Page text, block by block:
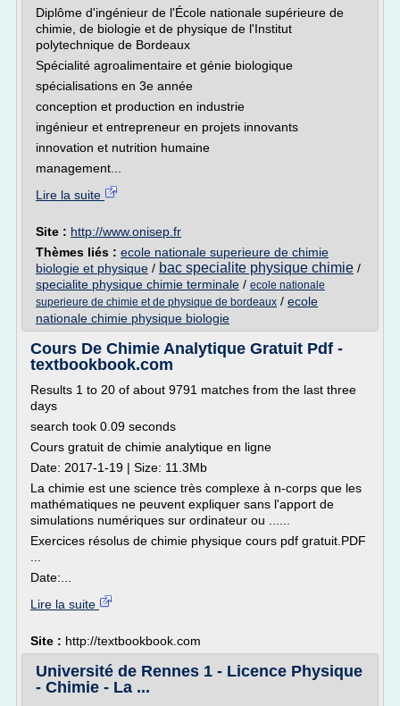
Diplôme d'ingénieur de l'École nationale supérieure de
chimie, de biologie et de physique de l'Institut
polytechnique de Bordeaux
Spécialité agroalimentaire et génie biologique
spécialisations en 3e année
conception et production en industrie
ingénieur et entrepreneur en projets innovants
innovation et nutrition humaine
management...
Lire la suite
Site : http://www.onisep.fr
Thèmes liés : ecole nationale superieure de chimie
biologie et physique / bac specialite physique chimie /
specialite physique chimie terminale / ecole nationale
superieure de chimie et de physique de bordeaux / ecole
nationale chimie physique biologie
Cours De Chimie Analytique Gratuit Pdf -
textbookbook.com
Results 1 to 20 of about 9791 matches from the last three
days
search took 0.09 seconds
Cours gratuit de chimie analytique en ligne
Date: 2017-1-19 | Size: 11.3Mb
La chimie est une science très complexe à n-corps que les
mathématiques ne peuvent expliquer sans l'apport de
simulations numériques sur ordinateur ou ......
Exercices résolus de chimie physique cours pdf gratuit.PDF
Date:...
Lire la suite
Site : http://textbookbook.com
Université de Rennes 1 - Licence Physique
- Chimie - La ...